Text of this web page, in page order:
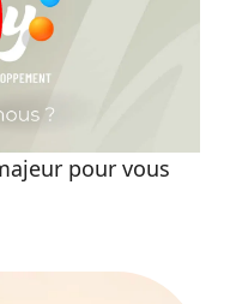
pour vous